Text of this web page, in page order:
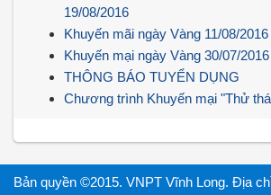
19/08/2016
Khuyến mãi ngày Vàng 11/08/2016
Khuyến mại ngày Vàng 30/07/2016
THÔNG BÁO TUYỂN DỤNG
Chương trình Khuyến mại "Thử
Bản quyền ©2015. VNPT Vĩnh Long. Địa